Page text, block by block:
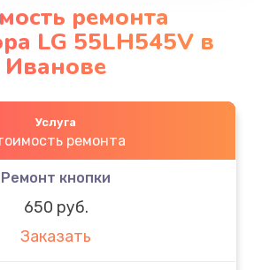
ремонта
LG 55LH545V в
Иванове
Услуга
ремонта
Ремонт кнопки
650 руб.
Заказать